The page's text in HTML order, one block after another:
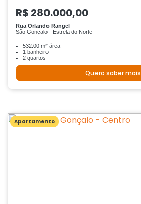
R$ 280.000,00
Rua Orlando Rangel
São Gonçalo - Estrela do Norte
532.00 m² área
1 banheiro
2 quartos
Quero saber mais
Apartamento